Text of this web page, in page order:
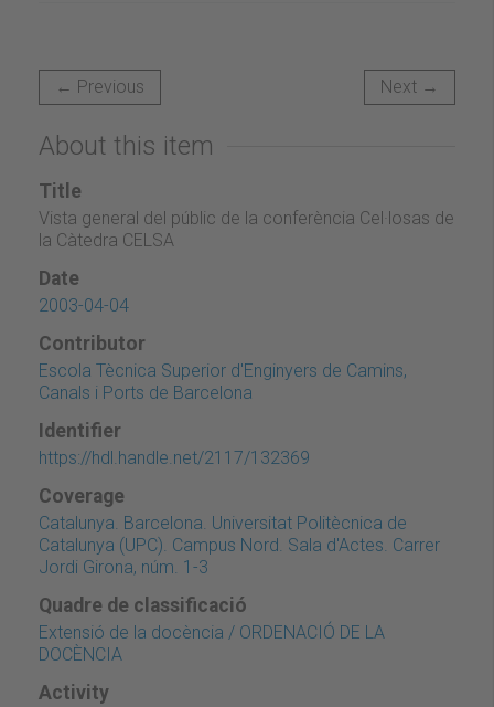
← Previous Next →
About this item
Title
Vista general del públic de la conferència Cel·losas de
la Càtedra CELSA
Date
2003-04-04
Contributor
Escola Tècnica Superior d'Enginyers de Camins,
Canals i Ports de Barcelona
Identifier
https://hdl.handle.net/2117/132369
Coverage
Catalunya. Barcelona. Universitat Politècnica de
Catalunya (UPC). Campus Nord. Sala d'Actes. Carrer
Jordi Girona, núm. 1-3
Quadre de classificació
Extensió de la docència / ORDENACIÓ DE LA
DOCÈNCIA
Activity